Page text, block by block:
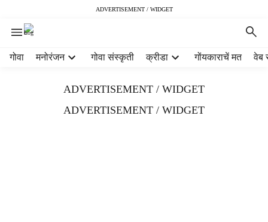
ADVERTISEMENT / WIDGET
गोवा मनोरंजन गोवा संस्कृती क्रीडा गोंयकाराचें मत वेब
ADVERTISEMENT / WIDGET
ADVERTISEMENT / WIDGET